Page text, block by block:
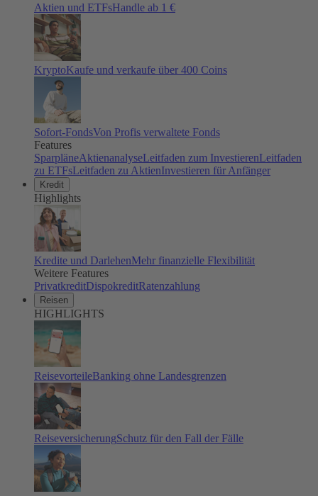
Aktien und ETFsHandle ab 1 €
KryptoKaufe und verkaufe über 400 Coins
Sofort-FondsVon Profis verwaltete Fonds
Features
SparpläneAktienanalyseLeitfaden zum InvestierenLeitfaden
zu ETFsLeitfaden zu AktienInvestieren für Anfänger
Kredit
Highlights
Kredite und DarlehenMehr finanzielle Flexibilität
Weitere Features
PrivatkreditDispokreditRatenzahlung
Reisen
HIGHLIGHTS
ReisevorteileBanking ohne Landesgrenzen
ReiseversicherungSchutz für den Fall der Fälle